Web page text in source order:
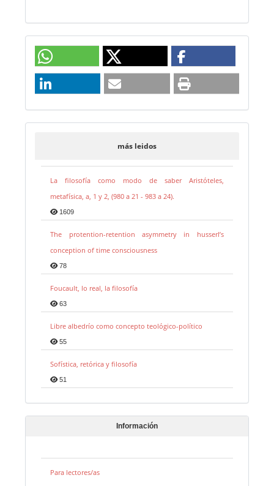
más leidos
La filosofía como modo de saber Aristóteles,
metafísica, a, 1 y 2, (980 a 21 - 983 a 24).
1609
The protention-retention asymmetry in husserl’s
conception of time consciousness
78
Foucault, lo real, la filosofía
63
Libre albedrío como concepto teológico-político
55
Sofística, retórica y filosofía
51
Información
Para lectores/as